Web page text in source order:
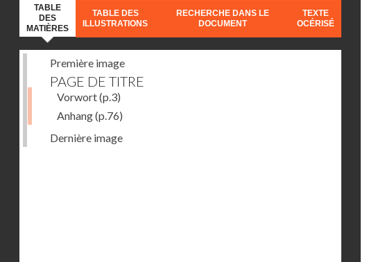
TABLE
DES
MATIÈRES
TABLE DES
ILLUSTRATIONS
RECHERCHE DANS LE
DOCUMENT
TEXTE
OCÉRISÉ
Première image
PAGE DE TITRE
Vorwort(p.3)
Anhang(p.76)
Dernière image